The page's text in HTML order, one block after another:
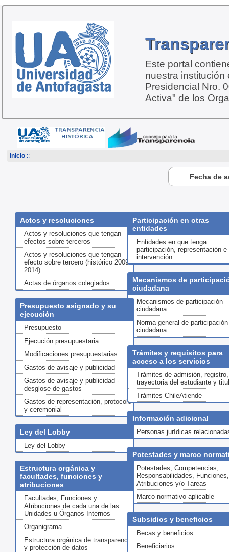
Este portal
nuestra institución
Presidencial Nro.
Activa" de los
Inicio ::
Fecha de
Actos y resoluciones
Actos y resoluciones que tengan
efectos sobre terceros
Actos y resoluciones que tengan
efecto sobre tercero (histórico 2009-
2014)
Actas de órganos colegiados
Participación en otras
entidades
Entidades en que tenga
participación, representación e
intervención
Mecanismos de
ciudadana
Mecanismos de participación
ciudadana
Norma general de participación
ciudadana
Presupuesto asignado y su
ejecución
Presupuesto
Ejecución presupuestaria
Modificaciones presupuestarias
Gastos de avisaje y publicidad
Gastos de avisaje y publicidad -
desglose de gastos
Gastos de representación, protocolo
y ceremonial
Trámites y requisitos para
acceso a los servicios
Trámites de admisión, registro,
trayectoria del estudiante y
Trámites ChileAtiende
Información adicional
Personas jurídicas
Ley del Lobby
Ley del Lobby
Potestades y marco
Potestades, Competencias,
Responsabilidades, Funciones,
Atribuciones y/o Tareas
Marco normativo aplicable
Estructura orgánica y
facultades, funciones y
atribuciones
Facultades, Funciones y
Atribuciones de cada una de las
Unidades u Órganos Internos
Organigrama
Estructura orgánica de transparencia
y protección de datos
Subsidios y beneficios
Becas y beneficios
Beneficiarios